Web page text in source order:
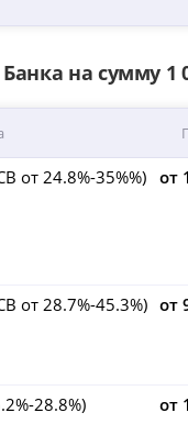
на сумму 1
от 24.8%-35%%) от
от 28.7%-45.3%) от
28.8%) от